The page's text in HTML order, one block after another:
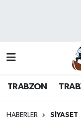
TRABZON
HABERLER SİYASET
Hava Durumu
Namaz
Trafik Durumu